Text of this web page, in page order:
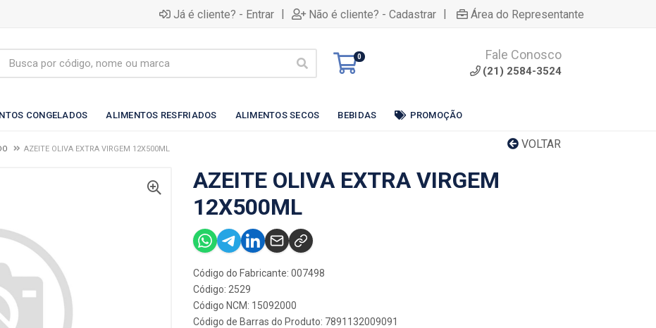
Já é cliente? - Entrar | Não é cliente? - Cadastrar | Área do Representante
0 Fale Conosco
(21) 2584-3524
CONGELADOS ALIMENTOS RESFRIADOS ALIMENTOS SECOS BEBIDAS PROMOÇÃO
VOLTAR
AZEITE OLIVA EXTRA VIRGEM 12X500ML
AZEITE OLIVA EXTRA VIRGEM
12X500ML
Código do Fabricante: 007498
Código: 2529
Código NCM: 15092000
Código de Barras do Produto: 7891132009091